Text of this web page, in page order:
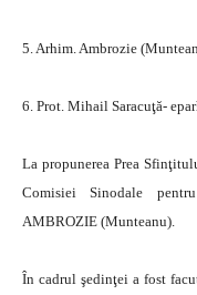
5. Arhim. Ambrozie
6. Prot. Mihail Saracuţă-
La propunerea Prea
Comisiei Sinodale
AMBROZIE (Munteanu).
În cadrul şedinţei a fost